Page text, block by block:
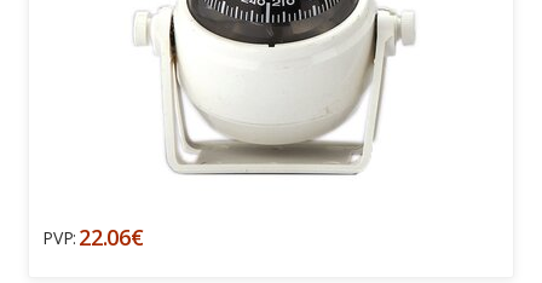
PVP: 22.06€